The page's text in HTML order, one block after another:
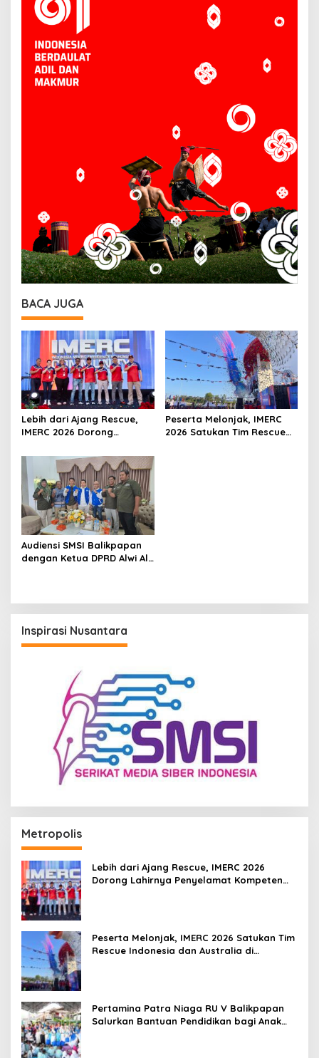
BACA JUGA
Lebih dari Ajang Rescue,
IMERC 2026 Dorong
Kompeten untuk Indonesia
Peserta Melonjak, IMERC
2026 Satukan Tim Rescue
Audiensi SMSI Balikpapan
dengan Ketua DPRD Alwi Al
Inspirasi Nusantara
Metropolis
Lebih dari Ajang Rescue, IMERC 2026
Dorong Lahirnya Penyelamat Kompeten
Peserta Melonjak, IMERC 2026 Satukan Tim
Rescue Indonesia dan Australia di
Pertamina Patra Niaga RU V Balikpapan
Salurkan Bantuan Pendidikan bagi Anak